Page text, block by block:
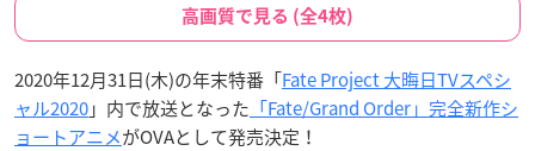
高画質で見る (全4枚)
2020年12月31日(木)の年末特番「Fate Project 大晦日TVスペシ
ャル2020」内で放送となった 「Fate/Grand Order」完全新作シ
ョートアニメがOVAとして発売決定！